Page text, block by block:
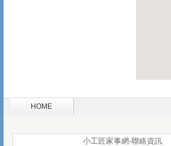
HOME
小工匠家事網-聯絡資訊